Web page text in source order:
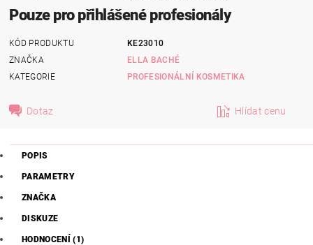
Pouze pro přihlášené profesionály
KÓD PRODUKTU
KE23010
ZNAČKA
ELLA BACHÉ
KATEGORIE
PROFESIONÁLNÍ KOSMETIKA
Dotaz Hlídat cenu
POPIS
PARAMETRY
ZNAČKA
DISKUZE
HODNOCENÍ (1)